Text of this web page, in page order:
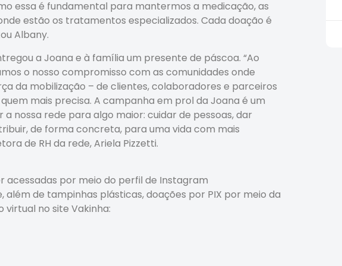
essa é fundamental para mantermos a medicação, as
estão os tratamentos especializados. Cada doação é
Albany.
a Joana e à família um presente de páscoa. “Ao
o nosso compromisso com as comunidades onde
da mobilização – de clientes, colaboradores e parceiros
mais precisa. A campanha em prol da Joana é um
nossa rede para algo maior: cuidar de pessoas, dar
de forma concreta, para uma vida com mais
de RH da rede, Ariela Pizzetti.
acessadas por meio do perfil de Instagram
de tampinhas plásticas, doações por PIX por meio da
virtual no site Vakinha: